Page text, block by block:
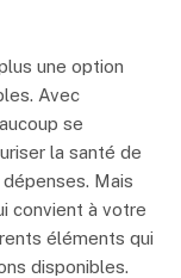
une option
Avec
se
la santé de
Mais
convient à votre
éléments qui
disponibles.